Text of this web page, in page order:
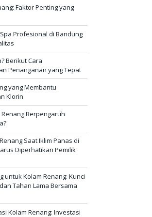
Faktor Penting yang
Profesional di Bandung
Berikut Cara
Penanganan yang Tepat
yang Membantu
Klorin
Berpengaruh
Saat Iklim Panas di
Diperhatikan Pemilik
untuk Kolam Renang: Kunci
Tahan Lama Bersama
Kolam Renang: Investasi